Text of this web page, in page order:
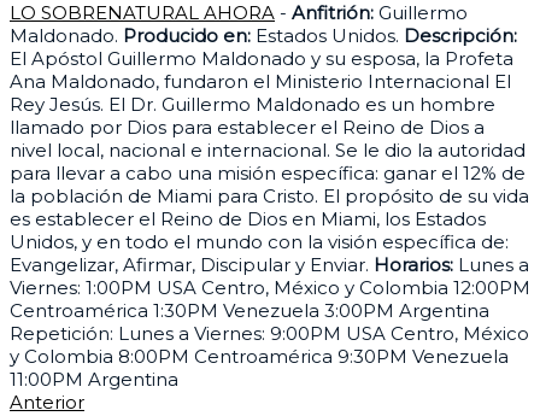
LO SOBRENATURAL AHORA - Anfitrión: Guillermo
Maldonado. Producido en: Estados Unidos. Descripción:
El Apóstol Guillermo Maldonado y su esposa, la Profeta
Ana Maldonado, fundaron el Ministerio Internacional El
Rey Jesús. El Dr. Guillermo Maldonado es un hombre
llamado por Dios para establecer el Reino de Dios a
nivel local, nacional e internacional. Se le dio la autoridad
para llevar a cabo una misión específica: ganar el 12% de
la población de Miami para Cristo. El propósito de su vida
es establecer el Reino de Dios en Miami, los Estados
Unidos, y en todo el mundo con la visión específica de:
Evangelizar, Afirmar, Discipular y Enviar. Horarios: Lunes a
Viernes: 1:00PM USA Centro, México y Colombia 12:00PM
Centroamérica 1:30PM Venezuela 3:00PM Argentina
Repetición: Lunes a Viernes: 9:00PM USA Centro, México
y Colombia 8:00PM Centroamérica 9:30PM Venezuela
11:00PM Argentina
Anterior